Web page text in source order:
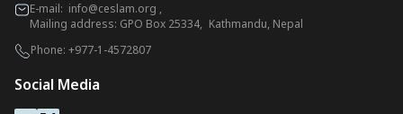
E-mail: info@ceslam.org ,
Mailing address: GPO Box 25334, Kathmandu, Nepal
Phone: +977-1-4572807
Social Media